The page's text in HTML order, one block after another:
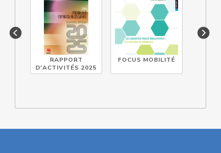
RAPPORT
D'ACTIVITÉS 2025
FOCUS MOBILITÉ